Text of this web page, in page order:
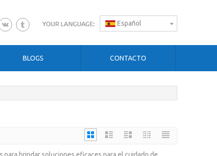
Español
BLOGS CONTACTO